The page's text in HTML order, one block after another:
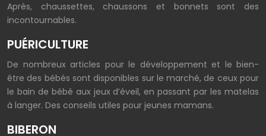
Après, chaussettes, chaussons et bonnets sont des
incontournables.
PUÉRICULTURE
De nombreux articles pour le développement et le bien-
être des bébés sont disponibles sur le marché, de ceux pour
le bain de bébé aux jeux d’éveil, en passant par les matelas
à langer. Des conseils utiles pour jeunes mamans.
BIBERON